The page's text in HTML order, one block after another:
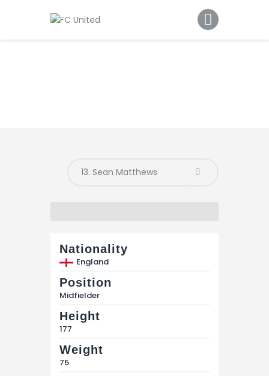
Nationality
England
Position
Midfielder
Height
177
Weight
75